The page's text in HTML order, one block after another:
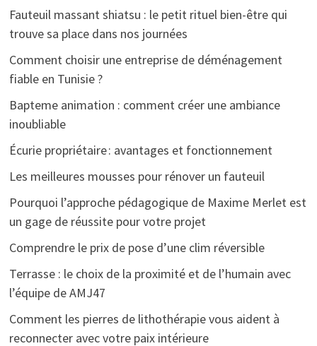
Fauteuil massant shiatsu : le petit rituel bien-être qui
trouve sa place dans nos journées
Comment choisir une entreprise de déménagement
fiable en Tunisie ?
Bapteme animation : comment créer une ambiance
inoubliable
Écurie propriétaire : avantages et fonctionnement
Les meilleures mousses pour rénover un fauteuil
Pourquoi l’approche pédagogique de Maxime Merlet est
un gage de réussite pour votre projet
Comprendre le prix de pose d’une clim réversible
Terrasse : le choix de la proximité et de l’humain avec
l’équipe de AMJ47
Comment les pierres de lithothérapie vous aident à
reconnecter avec votre paix intérieure